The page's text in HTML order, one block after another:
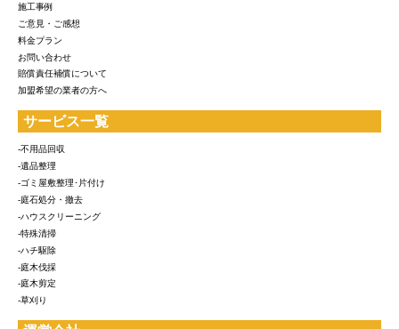
施工事例
ご意見・ご感想
料金プラン
お問い合わせ
賠償責任補償について
加盟希望の業者の方へ
サービス一覧
-不用品回収
-遺品整理
-ゴミ屋敷整理･片付け
-庭石処分・撤去
-ハウスクリーニング
-特殊清掃
-ハチ駆除
-庭木伐採
-庭木剪定
-草刈り